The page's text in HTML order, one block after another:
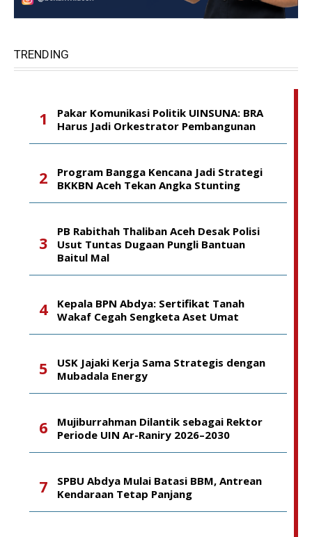
TRENDING
Pakar Komunikasi Politik UINSUNA: BRA
Harus Jadi Orkestrator Pembangunan
Program Bangga Kencana Jadi Strategi
BKKBN Aceh Tekan Angka Stunting
PB Rabithah Thaliban Aceh Desak Polisi
Usut Tuntas Dugaan Pungli Bantuan
Baitul Mal
Kepala BPN Abdya: Sertifikat Tanah
Wakaf Cegah Sengketa Aset Umat
USK Jajaki Kerja Sama Strategis dengan
Mubadala Energy
Mujiburrahman Dilantik sebagai Rektor
Periode UIN Ar-Raniry 2026–2030
SPBU Abdya Mulai Batasi BBM, Antrean
Kendaraan Tetap Panjang